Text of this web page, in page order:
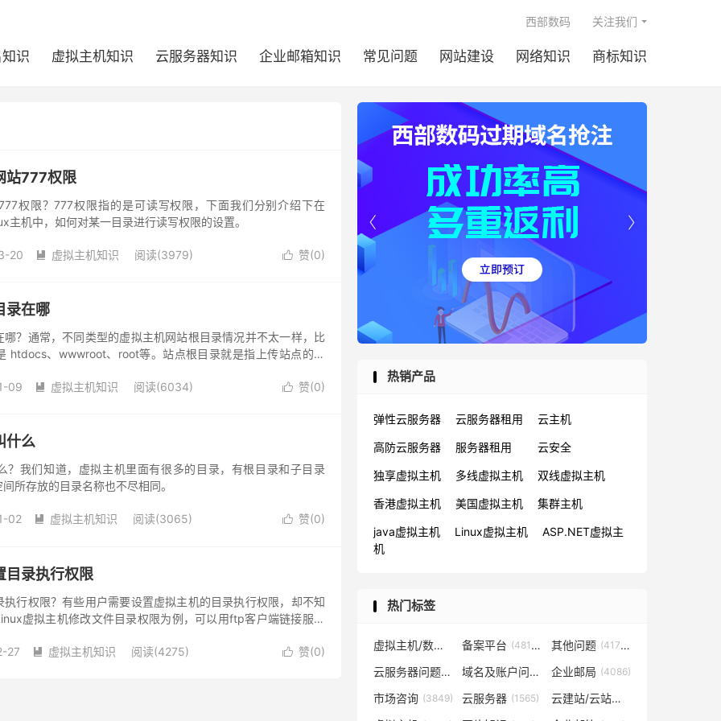
识 虚拟主机知识 云服务器知识 企业邮箱知识 常见问题 网站建设 网络知识 商标知识
西部数码 关注我们
站777权限
权限？777权限指的是可读写权限，下面我们分别介绍下在
机中，如何对某一目录进行读写权限的设置。
20  虚拟主机知识 阅读(3979)  赞(0)
录在哪
？通常，不同类型的虚拟主机网站根目录情况并不太一样，比
htdocs、wwwroot、root等。站点根目录就是指上传站点的目
09
 虚拟主机知识 阅读(6034)  赞(0)
什么
？我们知道，虚拟主机里面有很多的目录，有根目录和子目录
所存放的目录名称也不尽相同。
02  虚拟主机知识 阅读(3065)  赞(0)
目录执行权限
行权限？有些用户需要设置虚拟主机的目录执行权限，却不知
虚拟主机修改文件目录权限为例，可以用ftp客户端链接服务
27  虚拟主机知识 阅读(4275)  赞(0)


热销产品
弹性云服务器 云服务器租用 云主机
高防云服务器 服务器租用 云安全
独享虚拟主机 多线虚拟主机 双线虚拟主机
香港虚拟主机 美国虚拟主机 集群主机
java虚拟主机 Linux虚拟主机
ASP.NET虚拟主
机
热门标签
虚拟主机/数据库问题 (57819)
备案平台 (48153) 其他问题 (41702)
云服务器问题(38267) 域名及账户问题 (29026)
企业邮局 (4086)
市场咨询 (3849) 云服务器 (1565) 云建站/云站群/小程序